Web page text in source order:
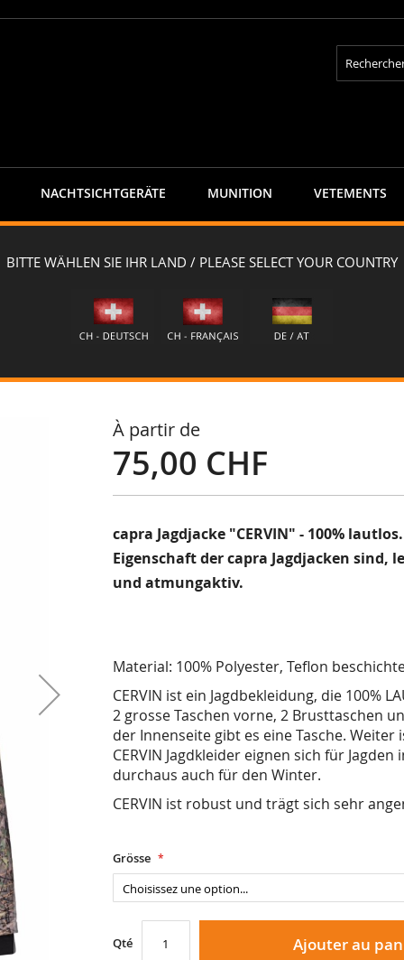
Rechercher
NACHTSICHTGERÄTE MUNITION VETEMENTS
FALL
À partir de
75,00 CHF
capra Jagdjacke "CERVIN" - 100%
Eigenschaft der capra Jagdjacken
und atmungaktiv.
Material: 100% Polyester, Teflon
CERVIN ist ein Jagdbekleidung, die 100%
2 grosse Taschen vorne, 2 Brusttaschen
der Innenseite gibt es eine Tasche.
CERVIN Jagdkleider eignen sich für
durchaus auch für den Winter.
CERVIN ist robust und trägt sich sehr
Grösse
Qté Ajouter au